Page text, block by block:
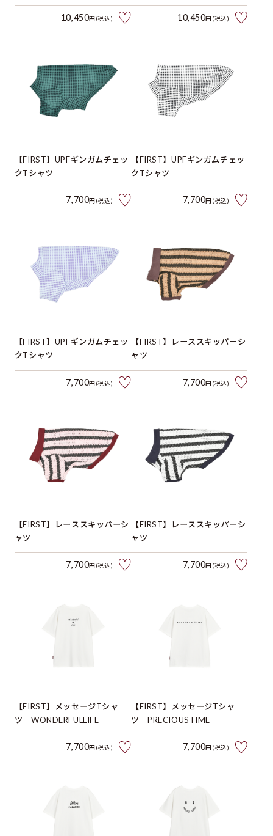
10,450円(税込) 10,450円(税込)
【FIRST】UPFギンガムチェッ
クTシャツ
7,700円(税込)
【FIRST】UPFギンガムチェッ
クTシャツ
7,700円(税込)
【FIRST】UPFギンガムチェッ
クTシャツ
7,700円(税込)
【FIRST】レーススキッパーシ
ャツ
7,700円(税込)
【FIRST】レーススキッパーシ
ャツ
7,700円(税込)
【FIRST】レーススキッパーシ
ャツ
7,700円(税込)
【FIRST】メッセージTシャ
ツ WONDERFULLIFE
7,700円(税込)
【FIRST】メッセージTシャ
ツ PRECIOUSTIME
7,700円(税込)